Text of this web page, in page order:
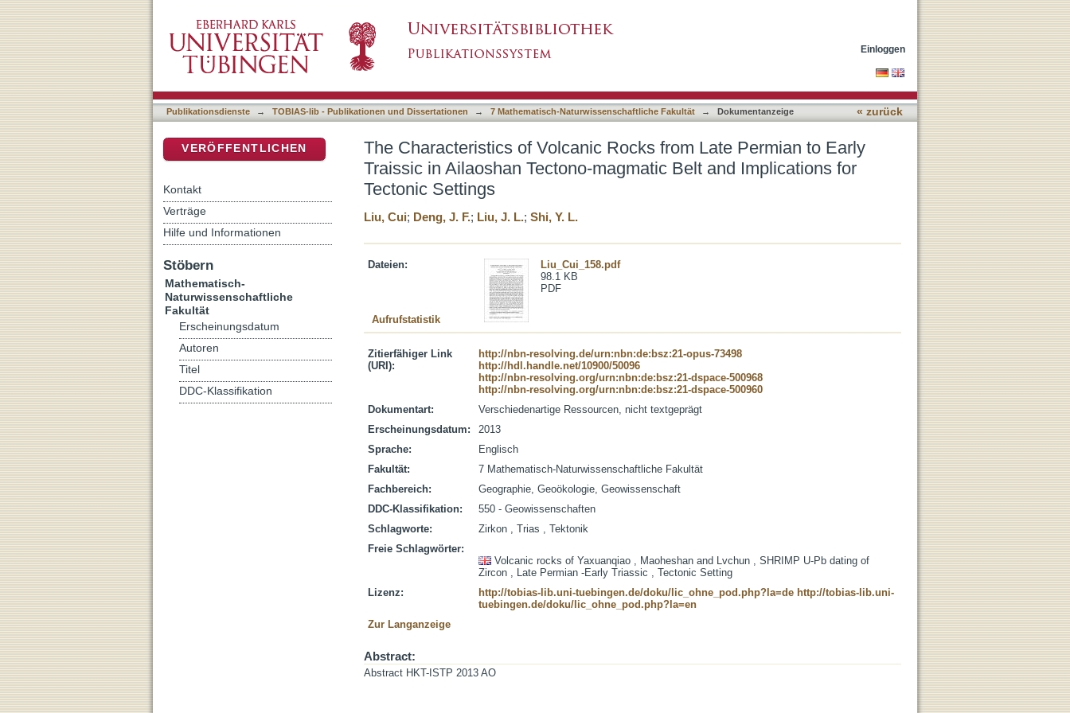
magmatic Belt and Implications for Tectonic Settings
Einloggen
Publikationsdienste → TOBIAS-lib - Publikationen und Dissertationen → 7 Mathematisch-Naturwissenschaftliche Fakultät → Dokumentanzeige « zurück
The Characteristics of Volcanic Rocks from Late Permian to Early
Traissic in Ailaoshan Tectono-magmatic Belt and Implications for
Tectonic Settings
Liu, Cui; Deng, J. F.; Liu, J. L.; Shi, Y. L.
Dateien:
Liu_Cui_158.pdf
98.1 KB
PDF
Aufrufstatistik
Zitierfähiger Link
(URI):
http://nbn-resolving.de/urn:nbn:de:bsz:21-opus-73498
http://hdl.handle.net/10900/50096
http://nbn-resolving.org/urn:nbn:de:bsz:21-dspace-500968
http://nbn-resolving.org/urn:nbn:de:bsz:21-dspace-500960
Dokumentart:
Verschiedenartige Ressourcen, nicht textgeprägt
Erscheinungsdatum:
2013
Sprache:
Englisch
Fakultät:
7 Mathematisch-Naturwissenschaftliche Fakultät
Fachbereich:
Geographie, Geoökologie, Geowissenschaft
DDC-Klassifikation:
550 - Geowissenschaften
Schlagworte:
Zirkon , Trias , Tektonik
Freie Schlagwörter:
Volcanic rocks of Yaxuanqiao , Maoheshan and Lvchun , SHRIMP U-Pb dating of
Zircon , Late Permian -Early Triassic , Tectonic Setting
Lizenz:
http://tobias-lib.uni-tuebingen.de/doku/lic_ohne_pod.php?la=de http://tobias-lib.uni-
tuebingen.de/doku/lic_ohne_pod.php?la=en
Zur Langanzeige
Abstract:
Abstract HKT-ISTP 2013 AO
VERÖFFENTLICHEN
Kontakt
Verträge
Hilfe und Informationen
Stöbern
Mathematisch-
Naturwissenschaftliche
Fakultät
Erscheinungsdatum
Autoren
Titel
DDC-Klassifikation